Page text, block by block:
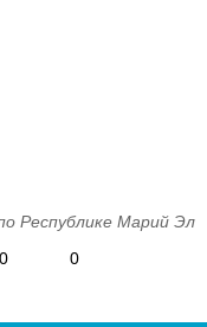
Республике Марий Эл
0
0